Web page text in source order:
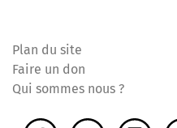
Plan du site
Faire un don
Qui sommes nous ?